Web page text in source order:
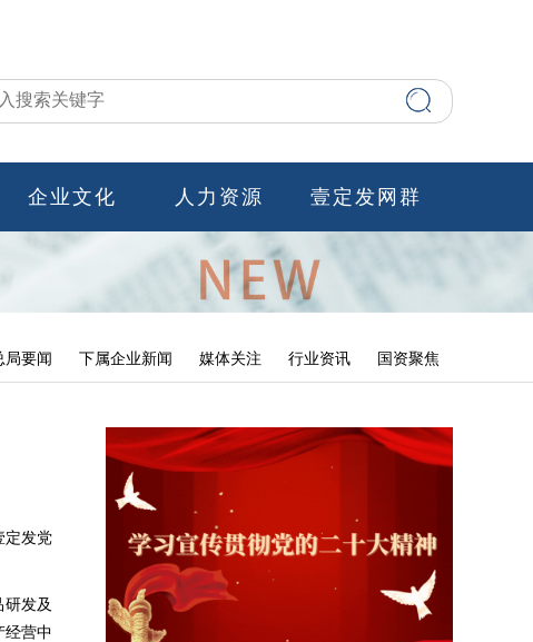
企业文化 人力资源 壹定发网群
局要闻 下属企业新闻 媒体关注 行业资讯 国资聚焦
定发党
发及
经营中